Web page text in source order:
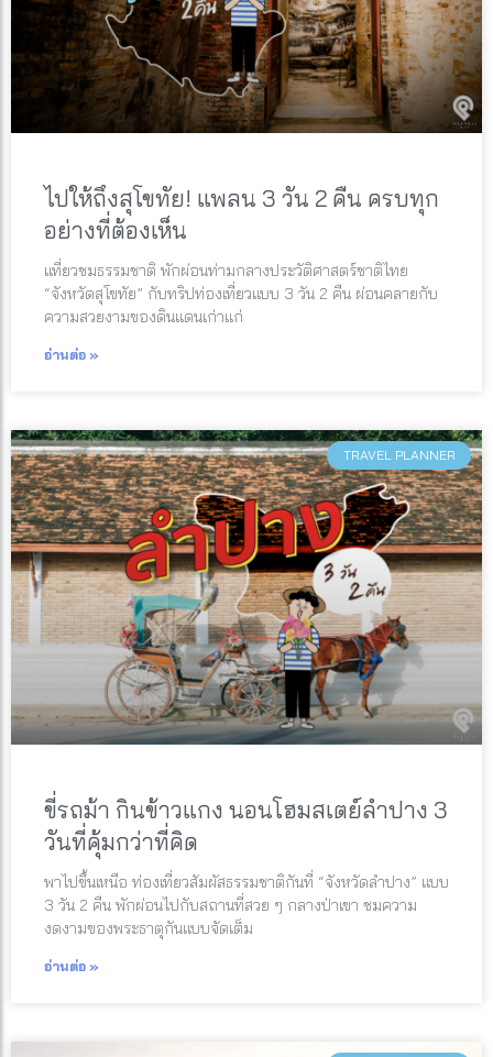
ไปให้ถึงสุโขทัย! แพลน 3 วัน 2 คืน ครบทุก
อย่างที่ต้องเห็น
เเที่ยวชมธรรมชาติ พักผ่อนท่ามกลางประวัติศาสตร์ชาติไทย
“จังหวัดสุโขทัย” กับทริปท่องเที่ยวแบบ 3 วัน 2 คืน ผ่อนคลายกับ
ความสวยงามของดินแดนเก่าแก่
อ่านต่อ »
TRAVEL PLANNER
ขี่รถม้า กินข้าวแกง นอนโฮมสเตย์ลำปาง 3
วันที่คุ้มกว่าที่คิด
พาไปขึ้นเหนือ ท่องเที่ยวสัมผัสธรรมชาติกันที่ “จังหวัดลำปาง” แบบ
3 วัน 2 คืน พักผ่อนไปกับสถานที่สวย ๆ กลางป่าเขา ชมความ
งดงามของพระธาตุกันแบบจัดเต็ม
อ่านต่อ »